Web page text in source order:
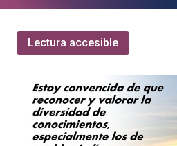
la
la
Lectura accesible